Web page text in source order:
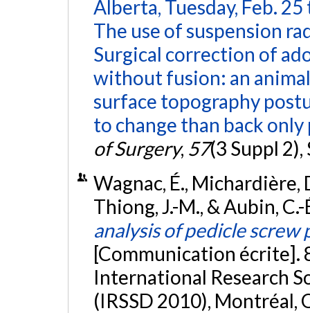
Alberta, Tuesday, Feb.
The use of suspension
Surgical correction of
without fusion: an
surface topography
to change than back
of Surgery, 57(3 Suppl
Wagnac, É., Michardière,
Thiong, J.-M., & Aubin,
analysis of pedicle
[Communication écrite].
International Research
(IRSSD 2010), Montréal,